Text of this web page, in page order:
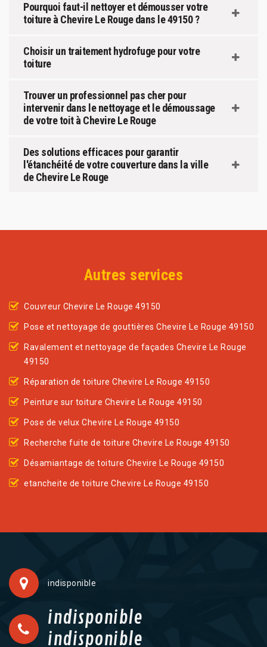
Pourquoi faut-il nettoyer et démousser votre
toiture à Chevire Le Rouge dans le 49150 ?
Choisir un traitement hydrofuge pour votre
toiture
Trouver un professionnel pas cher pour
intervenir dans le nettoyage et le démoussage
de votre toit à Chevire Le Rouge
Des solutions efficaces pour garantir
l'étanchéité de votre couverture dans la ville
de Chevire Le Rouge
Autres services
Couvreur Chevire Le Rouge 49150
Pose et nettoyage de gouttières Chevire Le Rouge 49150
Ravalement et nettoyage de façades Chevire Le Rouge
49150
Réparation de toiture Chevire Le Rouge 49150
Peinture sur toiture Chevire Le Rouge 49150
Pose de velux Chevire Le Rouge 49150
Recherche fuite de toiture Chevire Le Rouge 49150
Désamiantage de toiture Chevire Le Rouge 49150
etancheite de toiture Chevire Le Rouge 49150
indisponible
indisponible
indisponible